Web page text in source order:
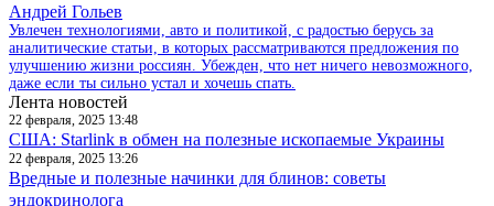
Андрей Гольев
Увлечен технологиями, авто и политикой, с радостью берусь за
аналитические статьи, в которых рассматриваются предложения по
улучшению жизни россиян. Убежден, что нет ничего невозможного,
даже если ты сильно устал и хочешь спать.
Лента новостей
22 февраля, 2025 13:48
США: Starlink в обмен на полезные ископаемые Украины
22 февраля, 2025 13:26
Вредные и полезные начинки для блинов: советы
эндокринолога